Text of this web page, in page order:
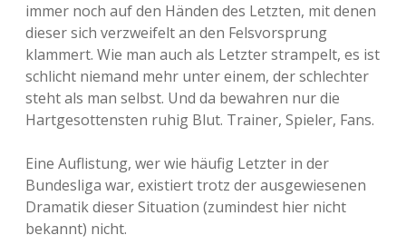
immer noch auf den Händen des Letzten, mit denen
dieser sich verzweifelt an den Felsvorsprung
klammert. Wie man auch als Letzter strampelt, es ist
schlicht niemand mehr unter einem, der schlechter
steht als man selbst. Und da bewahren nur die
Hartgesottensten ruhig Blut. Trainer, Spieler, Fans.
Eine Auflistung, wer wie häufig Letzter in der
Bundesliga war, existiert trotz der ausgewiesenen
Dramatik dieser Situation (zumindest hier nicht
bekannt) nicht.